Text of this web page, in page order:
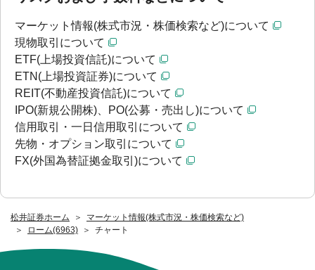
松井証券ホーム
マーケット情報(株式市況・株価検索など)
ローム(6963)
チャート
マーケット情報(株式市況・株価検索など)について
現物取引について
ETF(上場投資信託)について
ETN(上場投資証券)について
REIT(不動産投資信託)について
IPO(新規公開株)、PO(公募・売出し)について
信用取引・一日信用取引について
先物・オプション取引について
FX(外国為替証拠金取引)について